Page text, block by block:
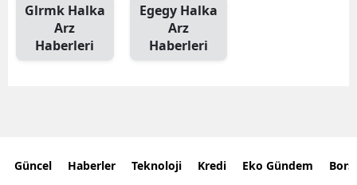
Glrmk Halka
Arz
Haberleri
Egegy Halka
Arz
Haberleri
Güncel Haberler Teknoloji Kredi Eko Gündem